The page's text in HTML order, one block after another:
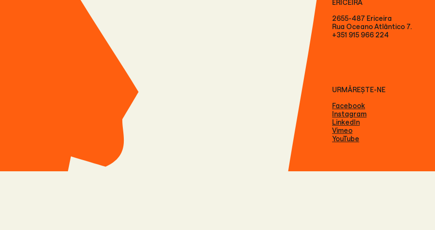
ERICEIRA
2655-487 Ericeira
Rua Oceano Atlântico 7.
+351 915 966 224
URMĂREȘTE-NE
Facebook
Instagram
LinkedIn
Vimeo
YouTube